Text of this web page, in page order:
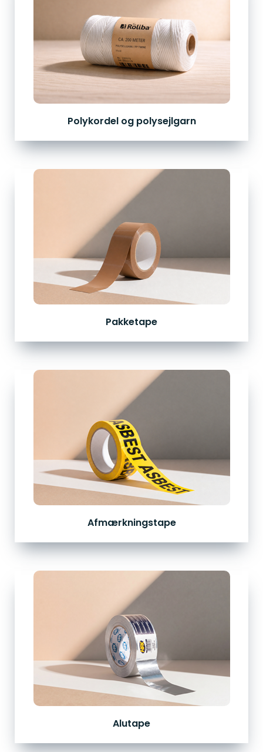
Polykordel og polysejlgarn
Pakketape
Afmærkningstape
Alutape